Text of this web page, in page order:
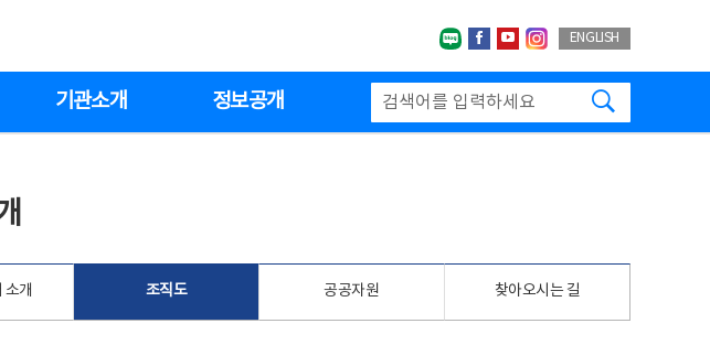
네이버블로그
페이스북
유투브인스타그랩
ENGLISH
기관소개 정보공개
소개 조직도 공공자원 찾아오시는 길